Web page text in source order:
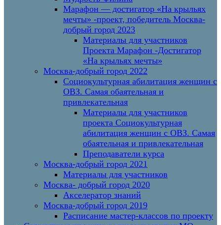
Марафон — достигатор «На крыльях
мечты» -проект, победитель Москва-
добрый город 2023
Материалы для участников
Проекта Марафон -Достигатор
«На крыльях мечты»
Москва-добрый город 2022
Социокультурная абилитация женщин с
ОВЗ. Самая обаятельная и
привлекательная
Материалы для участников
проекта Социокультурная
абилитация женщин с ОВЗ. Самая
обаятельная и привлекательная
Преподаватели курса
Москва-добрый город 2021
Материалы для участников
Москва- добрый город 2020
Акселератор знаний
Москва-добрый город 2019
Расписание мастер-классов по проекту